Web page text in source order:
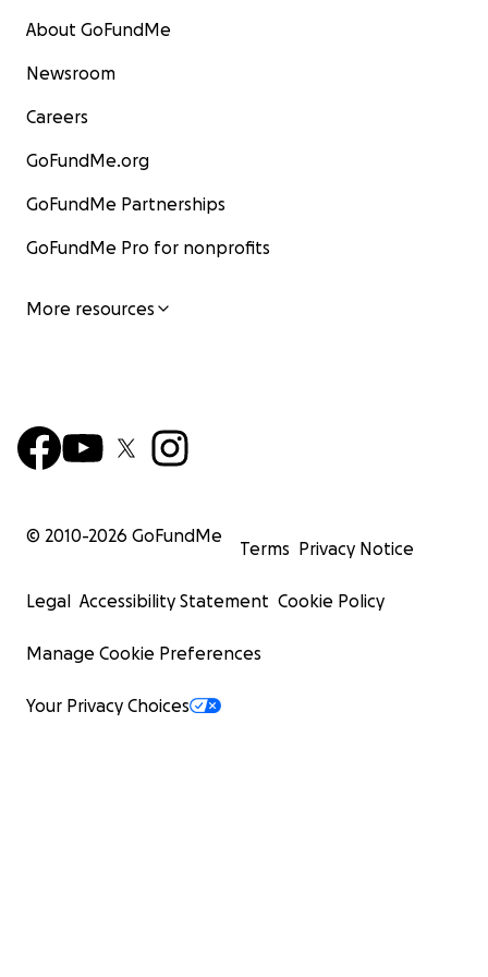
About GoFundMe
Newsroom
Careers
GoFundMe.org
GoFundMe Partnerships
GoFundMe Pro for nonprofits
More resources
© 2010-2026 GoFundMe
Terms Privacy Notice
Legal Accessibility Statement Cookie Policy
Manage Cookie Preferences
Your Privacy Choices